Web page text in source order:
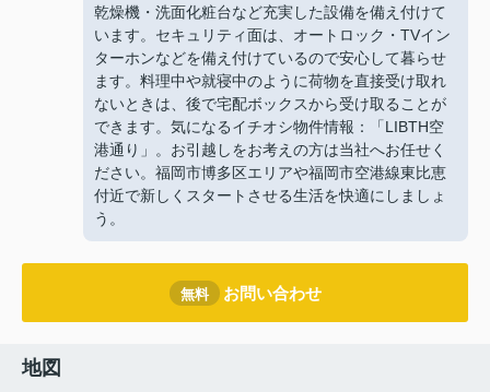
乾燥機・洗面化粧台など充実した設備を備え付けて
います。セキュリティ面は、オートロック・TVイン
ターホンなどを備え付けているので安心して暮らせ
ます。料理中や就寝中のように荷物を直接受け取れ
ないときは、後で宅配ボックスから受け取ることが
できます。気になるイチオシ物件情報：「LIBTH空
港通り」。お引越しをお考えの方は当社へお任せく
ださい。福岡市博多区エリアや福岡市空港線東比恵
付近で新しくスタートさせる生活を快適にしましょ
う。
無料 お問い合わせ
地図